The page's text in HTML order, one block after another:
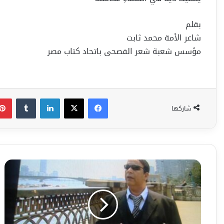
بقلم
شاعر الأمة محمد ثابت
مؤسس شعبة شعر الفصحى باتحاد كتاب مصر
شاركها
فيسبوك‫X لينكدإن
أنا
ثورة
للشاعر
الطبيب